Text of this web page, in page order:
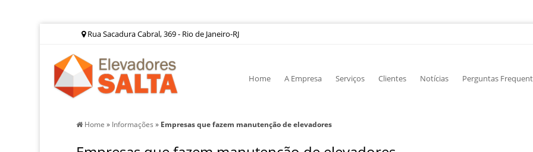
Rua Sacadura Cabral, 369 - Rio de Janeiro-RJ
Home A Empresa Serviços Clientes Notícias Perguntas
Home » Informações » Empresas que fazem manutenção de elevadores